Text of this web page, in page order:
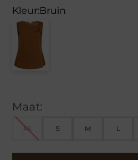
was:
€ 49,95.
is:
€ 34,96.
Kleur:Bruin
Maat:
XS S M L